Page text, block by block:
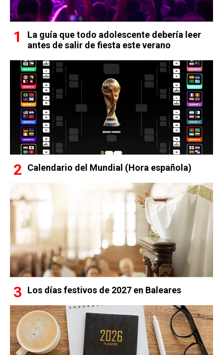
La guía que todo adolescente debería leer
antes de salir de fiesta este verano
Calendario del Mundial (Hora española)
Los días festivos de 2027 en Baleares